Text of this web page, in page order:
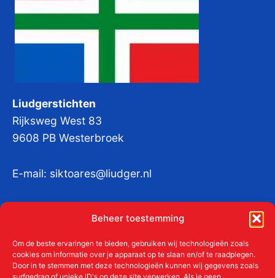
Beheer toestemming
Om de beste ervaringen te bieden, gebruiken wij technologieën zoals
cookies om informatie over je apparaat op te slaan en/of te raadplegen.
Door in te stemmen met deze technologieën kunnen wij gegevens zoals
Liudgerstichten
Rijksweg West 83
9608 PB Westerbroek
E-mail: siktoares@liudger.nl
KvKnr:41011712